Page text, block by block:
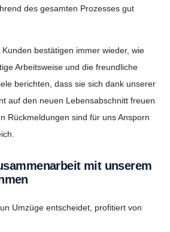
des gesamten Prozesses gut
bestätigen immer wieder, wie
Arbeitsweise und die freundliche
berichten, dass sie sich dank unserer
auf den neuen Lebensabschnitt freuen
Rückmeldungen sind für uns Ansporn
mit unserem
Umzüge entscheidet, profitiert von